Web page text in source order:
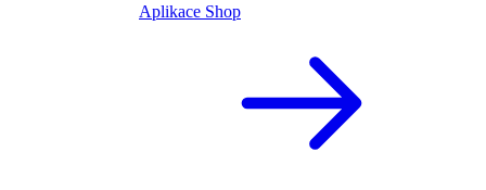
Aplikace Shop